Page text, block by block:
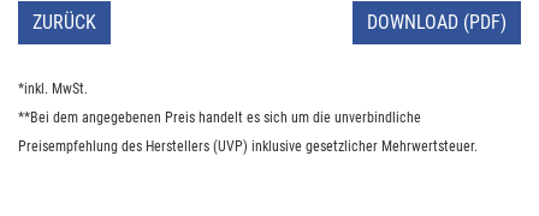
ZURÜCK DOWNLOAD (PDF)
*inkl. MwSt.
**Bei dem angegebenen Preis handelt es sich um die unverbindliche
Preisempfehlung des Herstellers (UVP) inklusive gesetzlicher Mehrwertsteuer.